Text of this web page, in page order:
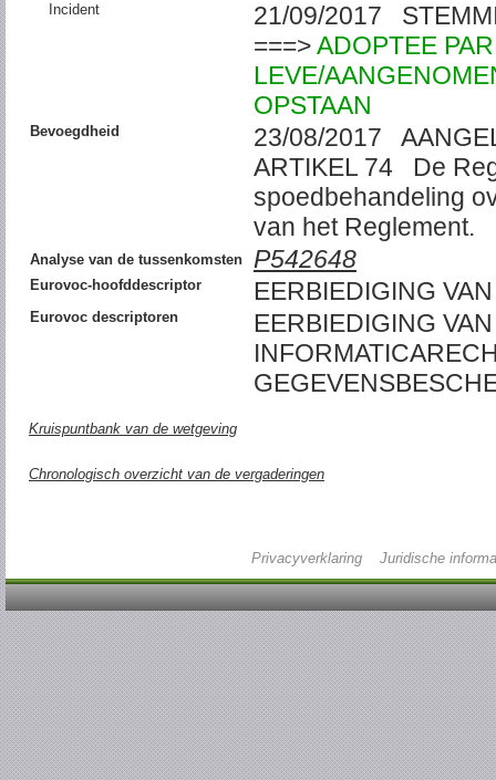
Incident
21/09/2017
===>ADOPTEE
LEVE/
OPSTAAN
Bevoegdheid
23/08/2017
ARTIKEL 74 De
spoedbehandeling
van het
Analyse van de tussenkomsten P542648
Eurovoc-hoofddescriptor EERBIEDIGING
Eurovoc descriptoren
EERBIEDIGING
Kruispuntbank van de wetgeving
Chronologisch overzicht van de vergaderingen
Privacyverklaring Juridische